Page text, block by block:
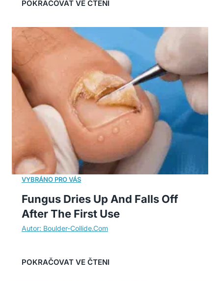
Fungus Dries Up And Falls Off
After The First Use